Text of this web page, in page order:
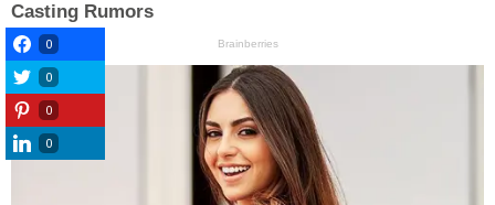
0
0
0
0